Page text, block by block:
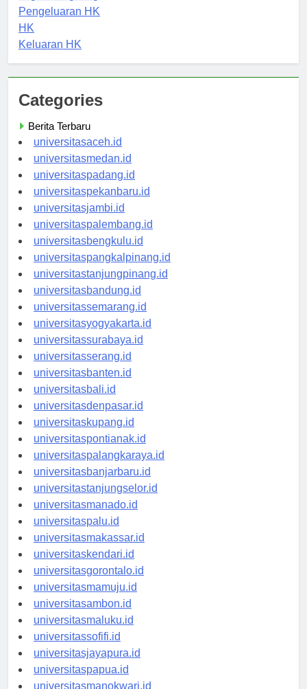
Togel Hongkong
Pengeluaran HK
HK
Categories
Berita Terbaru
universitasaceh.id
universitasmedan.id
universitaspadang.id
universitaspekanbaru.id
universitasjambi.id
universitaspalembang.id
universitasbengkulu.id
universitaspangkalpinang.id
universitastanjungpinang.id
universitasbandung.id
universitassemarang.id
universitasyogyakarta.id
universitassurabaya.id
universitasserang.id
universitasbanten.id
universitasbali.id
universitasdenpasar.id
universitaskupang.id
universitaspontianak.id
universitaspalangkaraya.id
universitasbanjarbaru.id
universitastanjungselor.id
universitasmanado.id
universitaspalu.id
universitasmakassar.id
universitaskendari.id
universitasgorontalo.id
universitasmamuju.id
universitasambon.id
universitasmaluku.id
universitassofifi.id
universitasjayapura.id
universitaspapua.id